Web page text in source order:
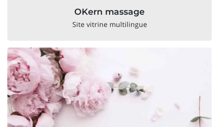
OKern massage
Site vitrine multilingue